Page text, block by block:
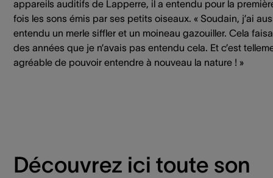
appareils auditifs de Lapperre, il a entendu pour la
fois les sons émis par ses petits oiseaux. « Soudain, j’ai
entendu un merle siffler et un moineau gazouiller. Cela
des années que je n’avais pas entendu cela. Et c’est
agréable de pouvoir entendre à nouveau la nature ! »
Découvrez ici toute son